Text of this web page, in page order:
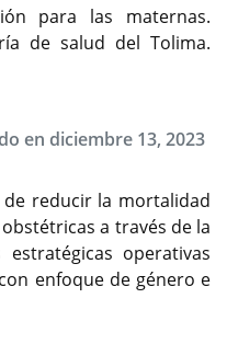
para las maternas.
de salud del Tolima.
en diciembre 13, 2023
reducir la mortalidad
a través de la
operativas
enfoque de género e